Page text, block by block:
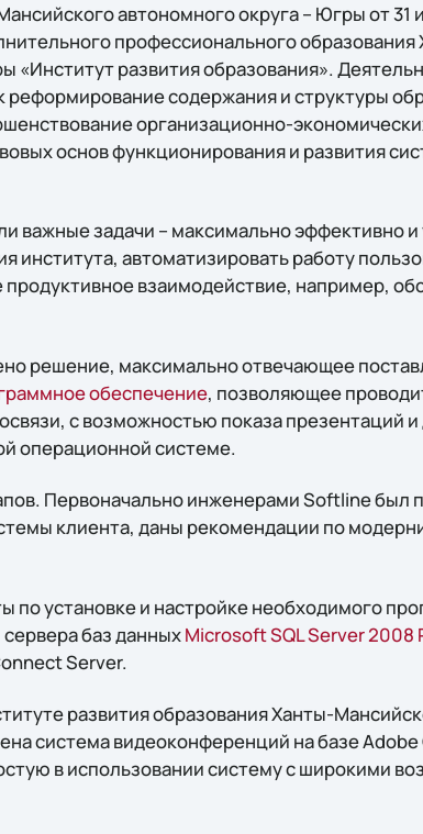
автономного округа – Югры от 31
профессионального образования
«Институт развития образования».
реформирование содержания и структуры
организационно-
основ функционирования и развития
важные задачи – максимально эффективно
института, автоматизировать работу
взаимодействие, например,
решение, максимально отвечающее
обеспечение, позволяющее
с возможностью показа презентаций и
операционной системе.
Первоначально инженерами Softline был
клиента, даны рекомендации по
по установке и настройке необходимого
сервера баз данныхMicrosoft SQL Server 2008
Server.
развития образования Ханты-
система видеоконференций на базе
в использовании систему с широкими